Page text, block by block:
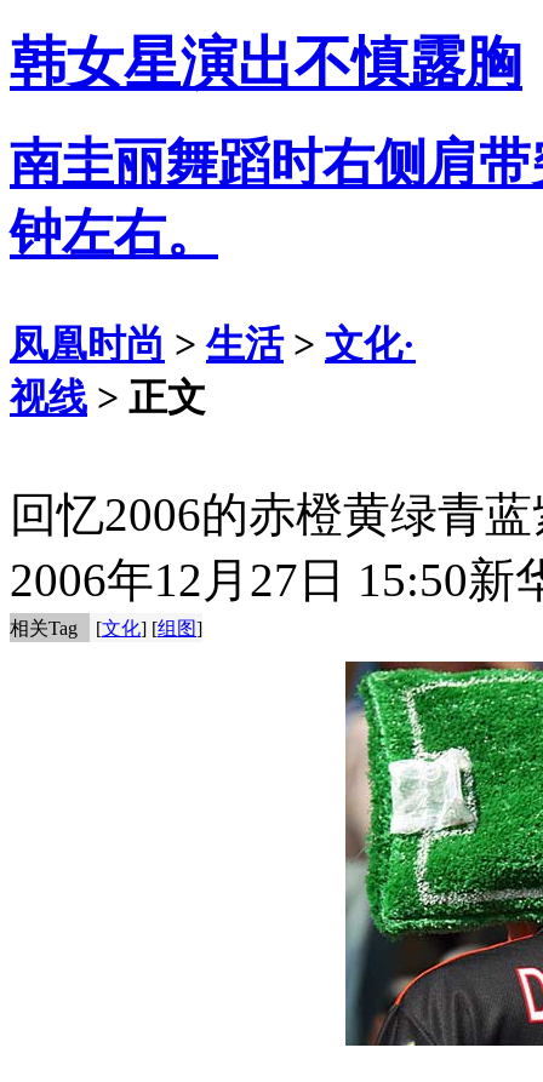
韩女星演出不慎露胸
南圭丽舞蹈时右侧肩
钟左右。
凤凰时尚 >生活> 文化·
视线 > 正文
回忆2006的赤橙黄绿青
2006年12月27日 15:50新
相关Tag [文化] [组图]